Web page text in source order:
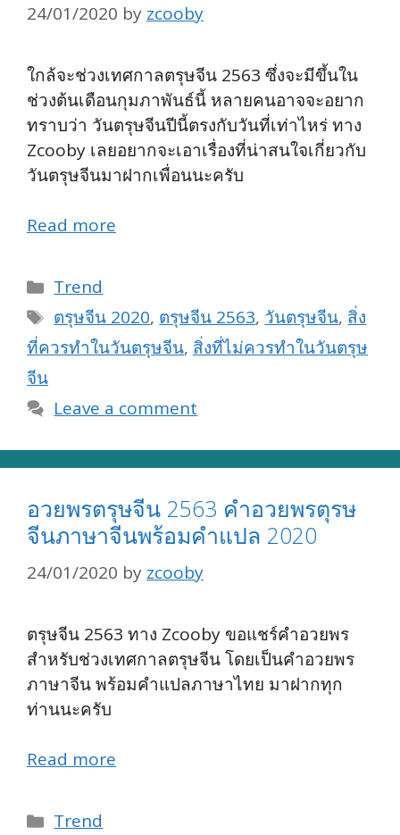
24/01/2020 by zcooby
ใกล้จะช่วงเทศกาลตรุษจีน 2563 ซึ่งจะมีขึ้นใน
ช่วงต้นเดือนกุมภาพันธ์นี้ หลายคนอาจจะอยาก
ทราบว่า วันตรุษจีนปีนี้ตรงกับวันที่เท่าไหร่ ทาง
Zcooby เลยอยากจะเอาเรื่องที่น่าสนใจเกี่ยวกับ
วันตรุษจีนมาฝากเพื่อนนะครับ
Read more
Categories
Trend
Tags
ตรุษจีน 2020, ตรุษจีน 2563, วันตรุษจีน, สิ่ง
ที่ควรทำในวันตรุษจีน, สิ่งที่ไม่ควรทำในวันตรุษ
จีน
Leave a comment
อวยพรตรุษจีน 2563 คำอวยพรตุรษ
จีนภาษาจีนพร้อมคำแปล 2020
24/01/2020 by zcooby
ตรุษจีน 2563 ทาง Zcooby ขอแชร์คำอวยพร
สำหรับช่วงเทศกาลตรุษจีน โดยเป็นคำอวยพร
ภาษาจีน พร้อมคำแปลภาษาไทย มาฝากทุก
ท่านนะครับ
Read more
Categories
Trend